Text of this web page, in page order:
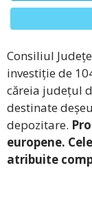
Consiliul
investiție de
căreia județul
destinate
depozitare.
europene.
atribuite